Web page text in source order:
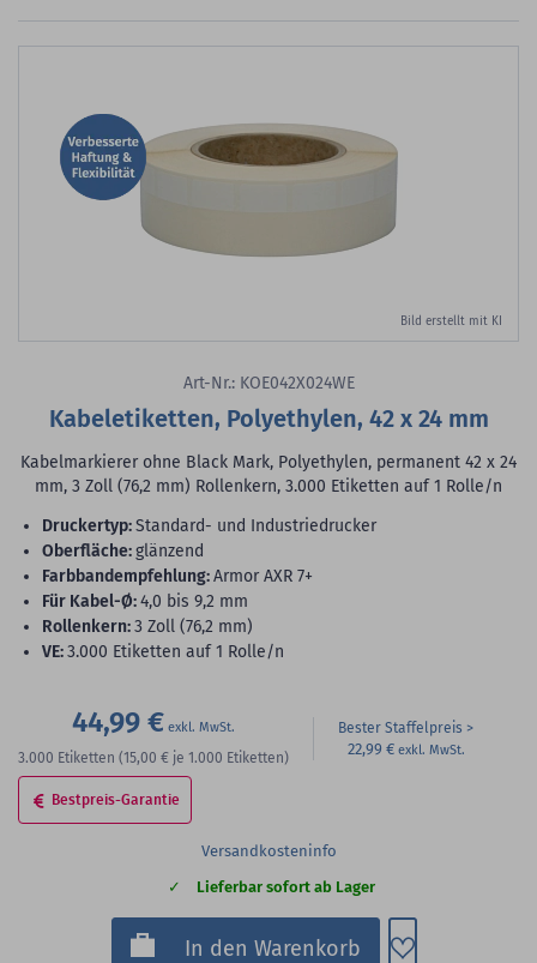
Bild erstellt mit KI
Art-Nr.: KOE042X024WE
Kabeletiketten, Polyethylen, 42 x 24 mm
Kabelmarkierer ohne Black Mark, Polyethylen, permanent 42 x 24
mm, 3 Zoll (76,2 mm) Rollenkern, 3.000 Etiketten auf 1 Rolle/n
Druckertyp:Standard- und Industriedrucker
Oberfläche:glänzend
Farbbandempfehlung:Armor AXR 7+
für Kabel-Ø:4,0 bis 9,2 mm
Rollenkern:3 Zoll (76,2 mm)
VE:3.000 Etiketten auf 1 Rolle/n
44,99 €
3.000 Etiketten (15,00 € je 1.000 Etiketten)
Bester Staffelpreis
22,99 €
Bestpreis-Garantie
Versandkosteninfo
Lieferbar sofort ab Lager
In den Warenkorb Zum